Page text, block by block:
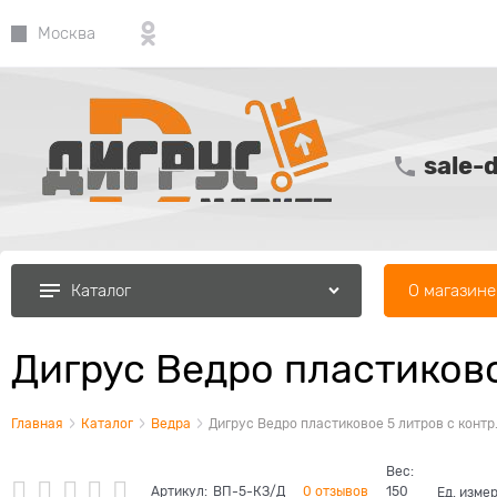
Москва
sale-
Каталог О магазине
Дигрус Ведро
Главная Каталог Ведра Дигрус Ведро пластиковое 5 литров с
Артикул: ВП-5-КЗ/Д 0 отзывов
Вес:
150
Ед.